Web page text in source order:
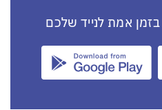
בזמן אמת לנייד שלכם